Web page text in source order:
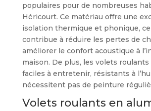
populaires pour de nombreuses
Héricourt. Ce matériau offre une
isolation thermique et phonique,
contribue à réduire les pertes de
améliorer le confort acoustique à
maison. De plus, les volets
faciles à entretenir, résistants à
nécessitent pas de peinture
Volets roulants en